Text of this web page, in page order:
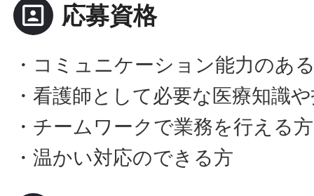
portrait 応募資格
・コミュニケーション能力のあ
・看護師として必要な医療知識
・チームワークで業務を行える方
・温かい対応のできる方